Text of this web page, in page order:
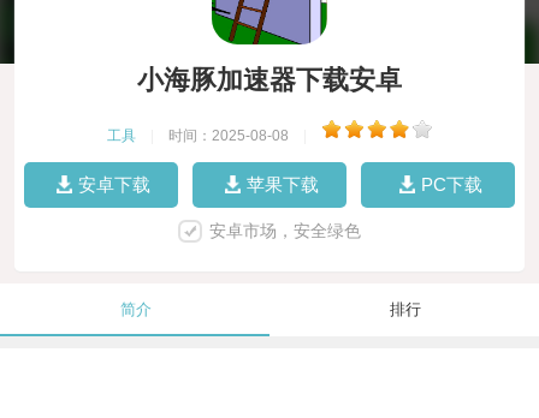
小海豚加速器下载安卓
工具 时间：2025-08-08
安卓下载 苹果下载 PC下载
安卓市场，安全绿色
简介 排行